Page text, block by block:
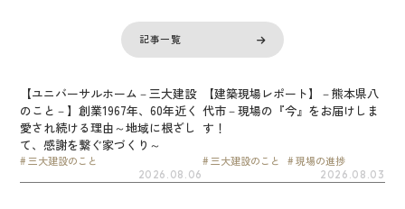
記事一覧
【ユニバーサルホーム－三大建設
のこと－】創業1967年、60年近く
愛され続ける理由～地域に根ざし
て、感謝を繋ぐ家づくり～
三大建設のこと
2026.08.06
【建築現場レポート】－熊本県八
代市－現場の『今』をお届けしま
す！
三大建設のこと 現場の進捗
2026.08.03